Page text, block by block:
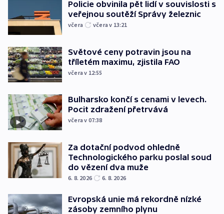
Policie obvinila pět lidí v souvislosti s
veřejnou soutěží Správy železnic
včera včera v 13:21
Světové ceny potravin jsou na
tříletém maximu, zjistila FAO
včera v 12:55
Bulharsko končí s cenami v levech.
Pocit zdražení přetrvává
včera v 07:38
Za dotační podvod ohledně
Technologického parku poslal soud
do vězení dva muže
6. 8. 2026 6. 8. 2026
Evropská unie má rekordně nízké
zásoby zemního plynu